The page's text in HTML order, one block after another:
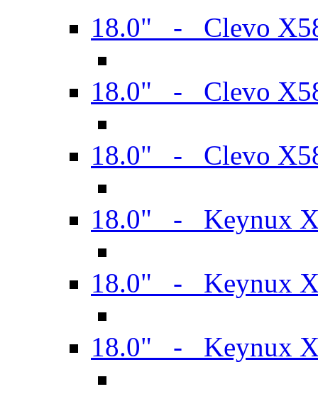
18.0" - Clevo
18.0" - Clevo
18.0" - Clevo
18.0" - Keynux
18.0" - Keynux
18.0" - Keynux